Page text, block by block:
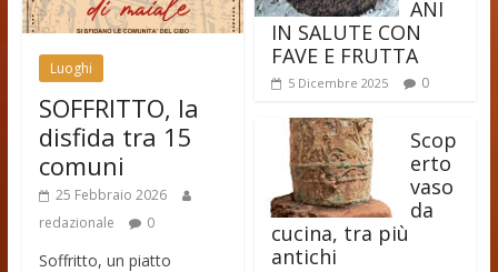
Luoghi
SOFFRITTO, la
disfida tra 15
comuni
25 Febbraio 2026
redazionale
0
Soffritto, un piatto
ANI
IN SALUTE CON
FAVE E FRUTTA
5 Dicembre 2025 0
Scop
erto
vaso
da
cucina, tra più
antichi